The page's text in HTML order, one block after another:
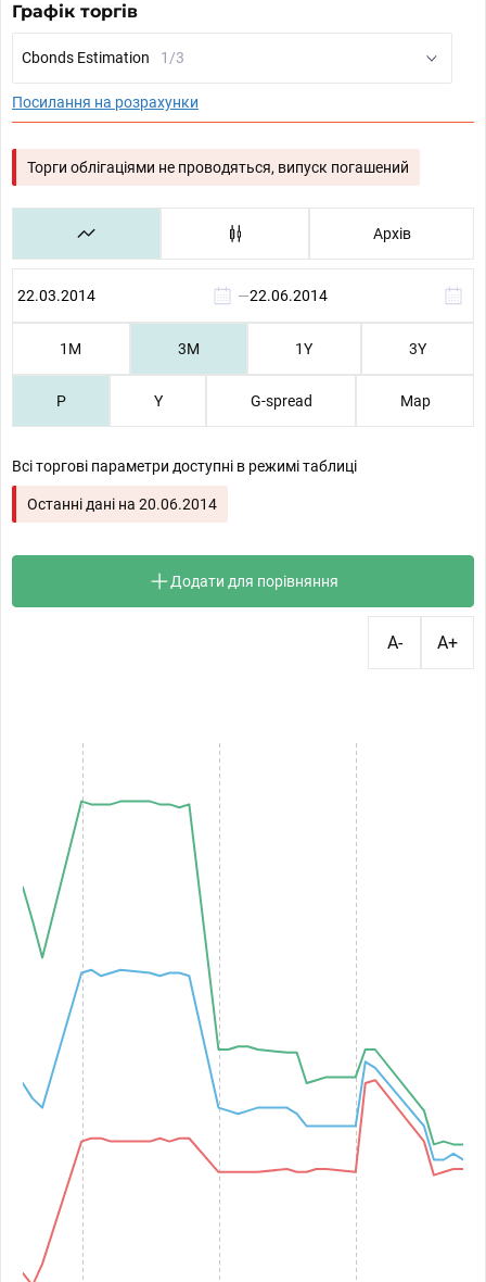
Графік торгів
Cbonds Estimation 1/3
Посилання на розрахунки
Торги облігаціями не проводяться, випуск погашений
Архів
—
1М 3М 1Y 3Y
P Y G-spread Map
Всі торгові параметри доступні в режимі таблиці
Останні дані на 20.06.2014
Додати для порівняння
A- A+